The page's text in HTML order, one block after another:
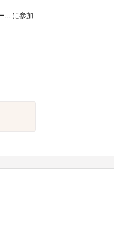
東北大学学友会吹奏楽部 サマーコンサート2024 に参加